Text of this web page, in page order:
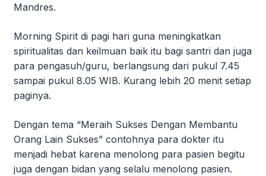
Mandres.
Morning Spirit di pagi hari guna meningkatkan
spiritualitas dan keilmuan baik itu bagi santri dan juga
para pengasuh/guru, berlangsung dari pukul 7.45
sampai pukul 8.05 WIB. Kurang lebih 20 menit setiap
paginya.
Dengan tema “Meraih Sukses Dengan Membantu
Orang Lain Sukses” contohnya para dokter itu
menjadi hebat karena menolong para pasien begitu
juga dengan bidan yang selalu menolong pasien.